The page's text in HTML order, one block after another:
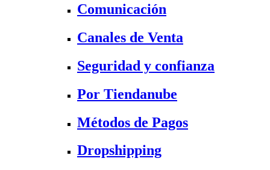
Comunicación
Canales de Venta
Seguridad y confianza
Por Tiendanube
Métodos de Pagos
Dropshipping